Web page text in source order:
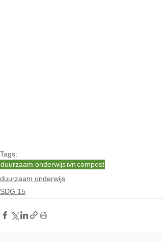
Tags:
duurzaam onderwijsivncompost
duurzaam onderwijs
SDG 15